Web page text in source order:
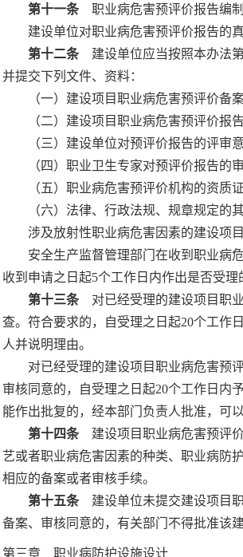
第十一条职业病危害预评价报告编制
建设单位对职业病危害预评价报告的
第十二条建设单位应当按照本办法第
并提交下列文件、资料：
（一）建设项目职业病危害预评价备
（二）建设项目职业病危害预评价报
（三）建设单位对预评价报告的评审
（四）职业卫生专家对预评价报告的
（五）职业病危害预评价机构的资质
（六）法律、行政法规、规章规定的
涉及放射性职业病危害因素的建设项目
安全生产监督管理部门在收到职业病危
收到申请之日起5个工作日内作出是否受
第十三条对已经受理的建设项目职业
查。符合要求的，自受理之日起20个工作
人并说明理由。
对已经受理的建设项目职业病危害预评
审核同意的，自受理之日起20个工作日内
能作出批复的，经本部门负责人批准，可
第十四条建设项目职业病危害预评价
艺或者职业病危害因素的种类、职业病防
相应的备案或者审核手续。
第十五条建设单位未提交建设项目职
备案、审核同意的，有关部门不得批准该
第三章 职业病防护设施设计